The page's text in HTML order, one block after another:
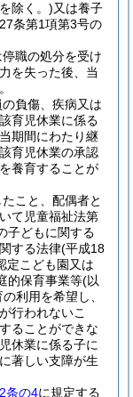
除く。)又は養子
条第1項第3号の
職の処分を受け
を失った後、当
負傷、疾病又は
育児休業に係る
期間にわたり継
育児休業の承認
養育することが
こと、配偶者と
て児童福祉法第
子どもに関する
する法律(平成18
定こども園又は
的保育事業等(以
利用を希望し、
行われないこ
ることができな
休業に係る子に
著しい支障が生
条の4に規定する